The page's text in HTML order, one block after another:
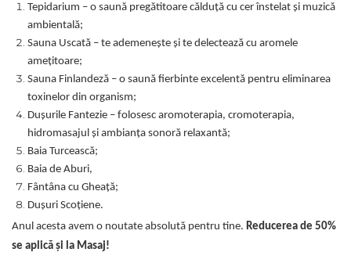
Tepidarium – o saună pregătitoare călduță cu cer înstelat și muzică
ambientală;
Sauna Uscată – te ademenește și te delectează cu aromele
amețitoare;
Sauna Finlandeză – o saună fierbinte excelentă pentru eliminarea
toxinelor din organism;
Dușurile Fantezie – folosesc aromoterapia, cromoterapia,
hidromasajul și ambianța sonoră relaxantă;
Baia Turcească;
Baia de Aburi,
Fântâna cu Gheață;
Dușuri Scoțiene.
Anul acesta avem o noutate absolută pentru tine. Reducerea de 50%
se aplică și la Masaj!